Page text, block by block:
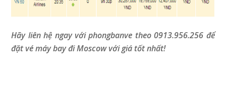
Hãy liên hệ ngay với phongbanve theo 0913.956.256 để
đặt vé máy bay đi Moscow với giá tốt nhất!